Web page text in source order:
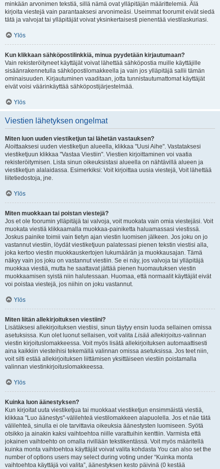
minkään arvonimen tekstiä, sillä nämä ovat ylläpitäjän määrittelemiä. Älä
kirjoita viestejä vain parantaaksesi arvonimeäsi. Useimmat foorumit eivät siedä
tätä ja valvojat tai ylläpitäjät voivat yksinkertaisesti pienentää viestilaskuriasi.
Ylös
Kun klikkaan sähköpostilinkkiä, minua pyydetään kirjautumaan?
Vain rekisteröityneet käyttäjät voivat lähettää sähköpostia muille käyttäjille
sisäänrakennetulla sähköpostilomakkeella ja vain jos ylläpitäjä sallii tämän
ominaisuuden. Kirjautuminen vaaditaan, jotta tunnistautumattomat käyttäjät
eivät voisi väärinkäyttää sähköpostijärjestelmää.
Ylös
Viestien lähetyksen ongelmat
Miten luon uuden viestiketjun tai lähetän vastauksen?
Aloittaaksesi uuden viestiketjun alueella, klikkaa "Uusi Aihe". Vastataksesi
viestiketjuun klikkaa "Vastaa Viestiin". Viestien kirjoittaminen voi vaatia
rekisteröitymisen. Lista sinun oikeuksistasi alueella on nähtävillä alueen ja
viestiketjun alalaidassa. Esimerkiksi: Voit kirjoittaa uusia viestejä, Voit lähettää
liitetiedostoja, jne.
Ylös
Miten muokkaan tai poistan viestejä?
Jos et ole foorumin ylläpitäjä tai valvoja, voit muokata vain omia viestejäsi. Voit
muokata viestiä klikkaamalla muokkaa-painiketta haluamassasi viestissä.
Joskus painike toimii vain tietyn ajan viestin luomisen jälkeen. Jos joku on jo
vastannut viestiin, löydät viestiketjuun palatessasi pienen tekstin viestisi alla,
joka kertoo viestin muokkauskertojen lukumäärän ja muokkausajan. Tämä
näkyy vain jos joku on vastannut viestiin. Se ei näy, jos valvoja tai ylläpitäjä
muokkaa viestiä, mutta he saattavat jättää pienen huomautuksen viestin
muokkaamisen syistä niin halutessaan. Huomaa, että normaalit käyttäjät eivät
voi poistaa viestejä, jos niihin on joku vastannut.
Ylös
Miten liitän allekirjoituksen viestiini?
Lisätäksesi allekirjoituksen viestiisi, sinun täytyy ensin luoda sellainen omissa
asetuksissa. Kun olet luonut sellaisen, voit valita Lisää allekirjoitus-valinnan
viestin kirjoituslomakkeessa. Voit myös lisätä allekirjoituksen automaattisesti
aina kaikkiin viesteihisi tekemällä valinnan omissa asetuksissa. Jos teet niin,
voit silti estää allekirjoituksen liittämisen yksittäiseen viestiin poistamalla
valinnan viestinkirjoituslomakkeessa.
Ylös
Kuinka luon äänestyksen?
Kun kirjoitat uuta viestiketjua tai muokkaat viestiketjun ensimmäistä viestiä,
klikkaa "Luo äänestys"-välilehteä viestilomakkeen alapuolella. Jos et näe tätä
välilehteä, sinulla ei ole tarvittavia oikeuksia äänestysten luomiseen. Syötä
otsikko ja ainakin kaksi vaihtoehtoa niille varattuihin kenttiin. Varmista että
jokainen vaihtoehto on omalla rivillään tekstikentässä. Voit myös määritellä
kuinka monta vaihtoehtoa käyttäjät voivat valita kohdasta You can also set the
number of options users may select during voting under “Kuinka monta
vaihtoehtoa käyttäjä voi valita”, äänestyksen kesto päivinä (0 kestää